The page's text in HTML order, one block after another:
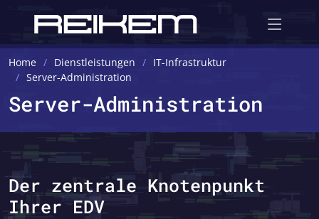
Home Dienstleistungen
IT-Infrastruktur
Server-Administration
Server-Administration
Der zentrale Knotenpunkt
Ihrer EDV